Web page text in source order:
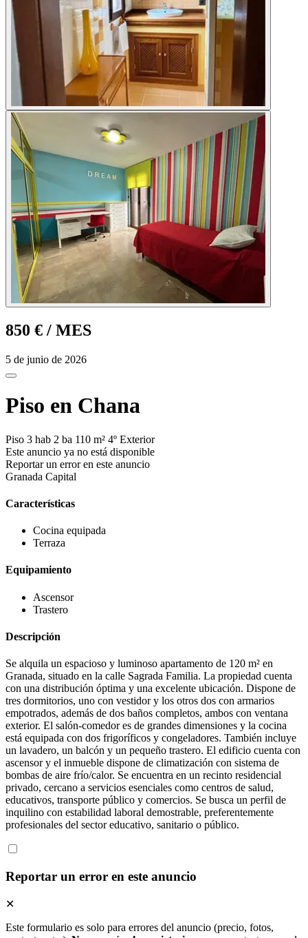
850 € / MES
5 de junio de 2026
Piso en Chana
Piso 3 hab 2 ba 110 m² 4º Exterior
Este anuncio ya no está disponible
Reportar un error en este anuncio
Granada Capital
Características
Cocina equipada
Terraza
Equipamiento
Ascensor
Trastero
Descripción
Se alquila un espacioso y luminoso apartamento de 120 m² en
Granada, situado en la calle Sagrada Familia. La propiedad cuenta
con una distribución óptima y una excelente ubicación. Dispone de
tres dormitorios, uno con vestidor y los otros dos con armarios
empotrados, además de dos baños completos, ambos con ventana
exterior. El salón-comedor es de grandes dimensiones y la cocina
está equipada con dos frigoríficos y congeladores. También incluye
un lavadero, un balcón y un pequeño trastero. El edificio cuenta con
ascensor y el inmueble dispone de climatización con sistema de
bombas de aire frío/calor. Se encuentra en un recinto residencial
privado, cercano a servicios esenciales como centros de salud,
educativos, transporte público y comercios. Se busca un perfil de
inquilino con estabilidad laboral demostrable, preferentemente
profesionales del sector educativo, sanitario o público.
Reportar un error en este anuncio
✕
Este formulario es solo para errores del anuncio (precio, fotos,